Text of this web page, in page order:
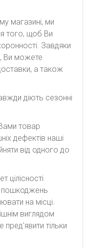
магазині, ми
того, щоб Ви
Завдяки
Ви можете
а також
діють сезонні
товар
дефектів наші
від одного до
цілісності
пошкоджень
на місці.
виглядом
тільки